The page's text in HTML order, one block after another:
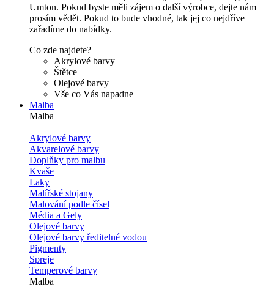
Umton. Pokud byste měli zájem o další výrobce, dejte nám
prosím vědět. Pokud to bude vhodné, tak jej co nejdříve
zařadíme do nabídky.
Co zde najdete?
Akrylové barvy
Štětce
Olejové barvy
Vše co Vás napadne
Malba
Malba
Akrylové barvy
Akvarelové barvy
Doplňky pro malbu
Kvaše
Laky
Malířské stojany
Malování podle čísel
Média a Gely
Olejové barvy
Olejové barvy ředitelné vodou
Pigmenty
Spreje
Temperové barvy
Malba